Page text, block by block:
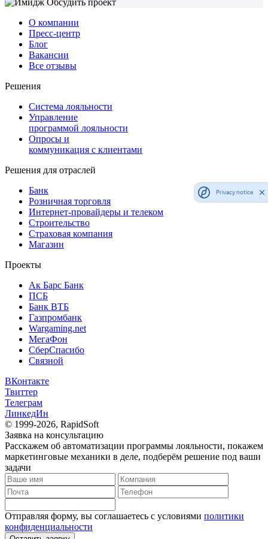
О компании
Пресс-центр
Блог
Вакансии
Все отзывы
Решения
Система лояльности
Управление
программой лояльности
Опросы и
коммуникация с клиентами
Решения для отраслей
Банк
Розничная торговля
Интернет-провайдеры и телеком
Строительство
Страховая компания
Магазин
Проекты
Ак Барс Банк
ПСБ
Банк ВТБ
Газпромбанк
Wargaming.net
МегаФон
СберСпасибо
Связной
ВКонтакте
Твиттер
Телеграм
ЛинкедИн
© 1999-2026, RapidSoft
Заявка на консультацию
Расскажем об автоматизации программы лояльности, покажем
маркетинговые механики в деле, подберём решение под ваши
задачи
Отправляя форму, вы соглашаетесь с условиями политики
конфиденциальности
Privacy notice